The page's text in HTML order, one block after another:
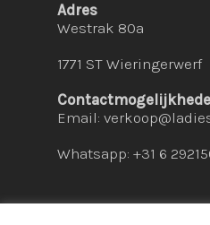
Adres
Westrak 80a
1771 ST Wieringerwerf
Email:
Whatsapp: +31 6